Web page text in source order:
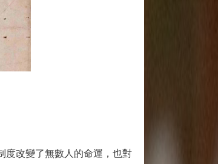
改變了無數人的命運，也對